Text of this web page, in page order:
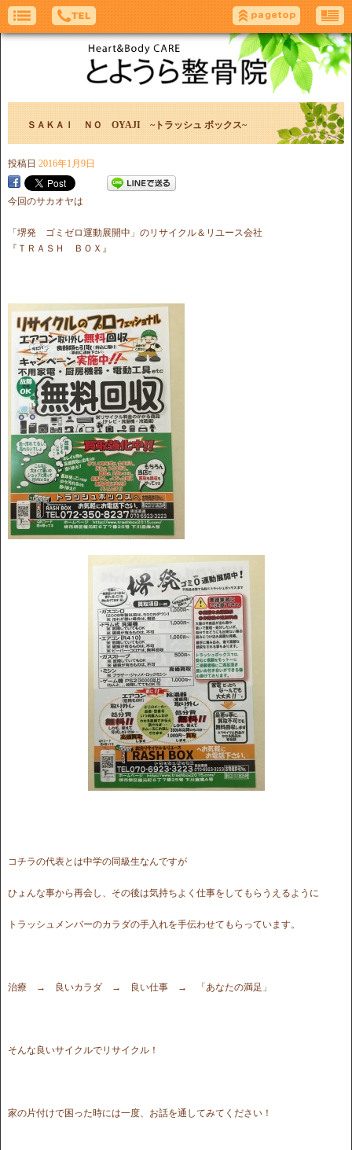
ＳＡＫＡＩ ＮＯ OYAJI ~トラッシュ ボックス~
投稿日 2016年1月9日
今回のサカオヤは
「堺発 ゴミゼロ運動展開中」のリサイクル＆リユース会社
『ＴＲＡＳＨ ＢＯＸ』
コチラの代表とは中学の同級生なんですが
ひょんな事から再会し、その後は気持ちよく仕事をしてもらうえるように
トラッシュメンバーのカラダの手入れを手伝わせてもらっています。
治療 → 良いカラダ → 良い仕事 → 「あなたの満足」
そんな良いサイクルでリサイクル！
家の片付けで困った時には一度、お話を通してみてください！